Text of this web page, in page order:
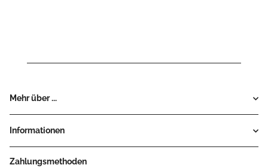
Mehr über ...
Informationen
Zahlungsmethoden